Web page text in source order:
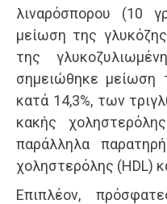
λιναρόσπορου (10
μείωση της
της
σημειώθηκε μείωση
κατά 14,3%, των
κακής
παράλληλα
χοληστερόλης (HDL)
Επιπλέον,